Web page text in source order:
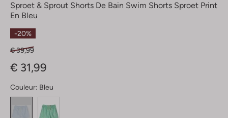
Sproet & Sprout Shorts De Bain Swim Shorts Sproet Print
En Bleu
-20%
€ 39,99
€ 31,99
Couleur: Bleu